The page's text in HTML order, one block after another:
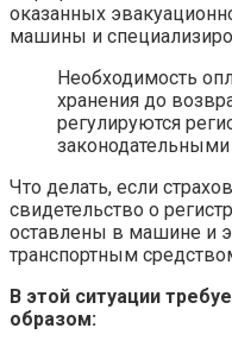
оказанных
машины и
Необходимость
хранения до
регулируются
законодательными
Что делать, если
свидетельство о
оставлены в машине и
транспортным
В этой ситуации
образом: